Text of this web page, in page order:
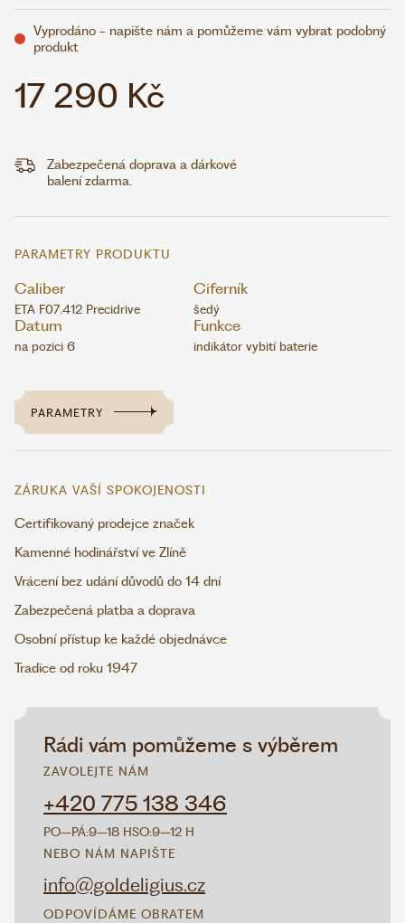
Rádi vám pomůžeme s výběrem
ZAVOLEJTE NÁM
+420 775 138 346
PO–PÁ:9–18 HSO:9–12 H
NEBO NÁM NAPIŠTE
info@goldeligius.cz
ODPOVÍDÁME OBRATEM
Vyprodáno - napište nám a pomůžeme vám vybrat podobný
produkt
17 290 Kč
Zabezpečená doprava a dárkové
balení zdarma.
PARAMETRY PRODUKTU
Caliber
ETA F07.412 Precidrive
Ciferník
šedý
Datum
na pozici 6
Funkce
indikátor vybití baterie
PARAMETRY
ZÁRUKA VAŠÍ SPOKOJENOSTI
Certifikovaný prodejce značek
Kamenné hodinářství ve Zlíně
Vrácení bez udání důvodů do 14 dní
Zabezpečená platba a doprava
Osobní přístup ke každé objednávce
Tradice od roku 1947